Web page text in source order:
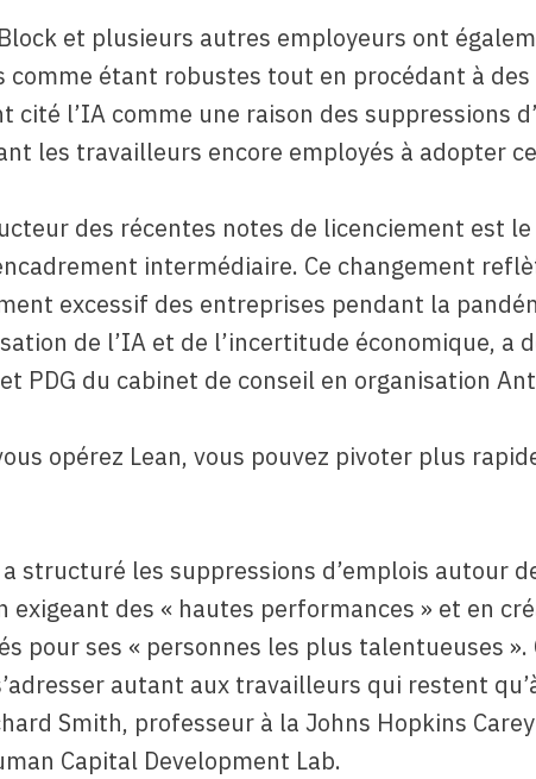
et plusieurs autres employeurs ont
comme étant robustes tout en procédant à
cité l’IA comme une raison des suppressions
les travailleurs encore employés à adopter
des récentes notes de licenciement est
intermédiaire. Ce changement
excessif des entreprises pendant la
de l’IA et de l’incertitude économique, a
PDG du cabinet de conseil en organisation
opérez Lean, vous pouvez pivoter plus
structuré les suppressions d’emplois autour
exigeant des « hautes performances » et en
pour ses « personnes les plus talentueuses ».
autant aux travailleurs qui restent
Smith, professeur à la Johns Hopkins
Capital Development Lab.